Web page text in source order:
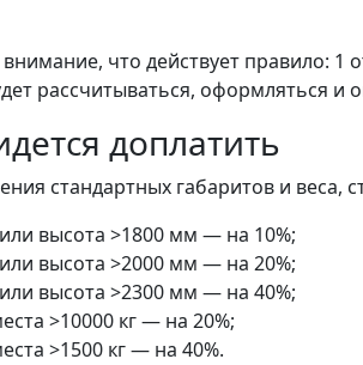
что действует правило: 1
рассчитываться, оформляться и
доплатить
стандартных габаритов и веса,
высота >1800 мм — на 10%;
высота >2000 мм — на 20%;
высота >2300 мм — на 40%;
>10000 кг — на 20%;
>1500 кг — на 40%.